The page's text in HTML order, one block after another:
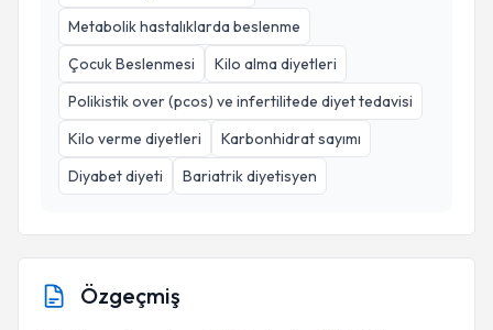
Metabolik hastalıklarda beslenme
Çocuk Beslenmesi
Kilo alma diyetleri
Polikistik over (pcos) ve infertilitede diyet tedavisi
Kilo verme diyetleri
Karbonhidrat sayımı
Diyabet diyeti
Bariatrik diyetisyen
Özgeçmiş